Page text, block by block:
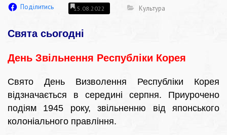
Поділитись 15.08.2022 Культура
Свята сьогодні
День Звільнення Республіки Корея
Свято День Визволення Республіки Корея
відзначається в середині серпня. Приурочено
подіям 1945 року, звільненню від японського
колоніального правління.